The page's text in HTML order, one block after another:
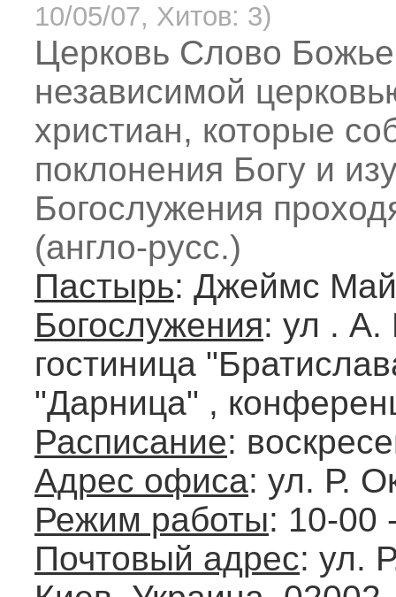
10/05/07, Хитов: 3)
Церковь Слово
независимой
христиан, которые
поклонения Богу и
Богослужения
(англо-русс.)
Пастырь: Джеймс
Богослужения: ул .
гостиница
"Дарница" ,
Расписание:
Адрес офиса: ул. Р.
Режим работы: 10-00
Почтовый адрес: ул.